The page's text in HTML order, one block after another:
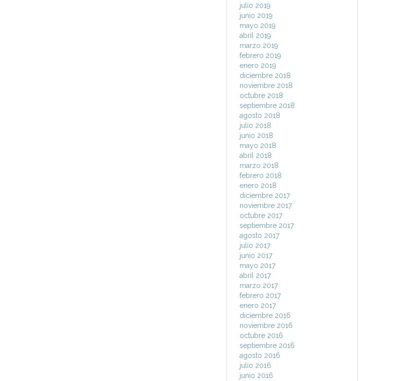
julio 2019
junio 2019
mayo 2019
abril 2019
marzo 2019
febrero 2019
enero 2019
diciembre 2018
noviembre 2018
octubre 2018
septiembre 2018
agosto 2018
julio 2018
junio 2018
mayo 2018
abril 2018
marzo 2018
febrero 2018
enero 2018
diciembre 2017
noviembre 2017
octubre 2017
septiembre 2017
agosto 2017
julio 2017
junio 2017
mayo 2017
abril 2017
marzo 2017
febrero 2017
enero 2017
diciembre 2016
noviembre 2016
octubre 2016
septiembre 2016
agosto 2016
julio 2016
junio 2016